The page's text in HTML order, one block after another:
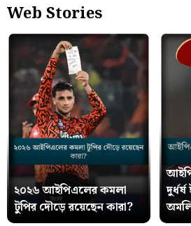
Web Stories
২০২৬ আইপিএলের কমলা
টুপির দৌড়ে রয়েছেন কারা?